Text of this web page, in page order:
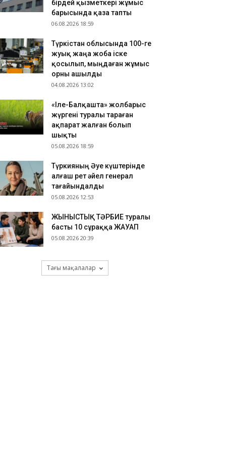
Нұралхан Көшеров тұрғынды жеке
мәселесін шешу жолын түсіндірді
ұлттық құрамасының бұрынғы
қайтыс болды
17:32
Отырар ауданына келуші туристер
бірдей қызметкері жұмыс
барысында қаза тапты
06.08.2026 18:59
Түркістан облысында 100-ге
жуық жаңа жоба іске
қосылып, мыңдаған жұмыс
орны ашылды
04.08.2026 13:02
«Іле-Балқашта» жолбарыс
жүргені туралы тараған
ақпарат жалған болып
шықты
05.08.2026 18:59
Түркияның Әуе күштерінде
алғаш рет әйел генерал
тағайындалды
05.08.2026 12:53
ЖЫНЫСТЫҚ ТӘРБИЕ туралы
басты 10 сұраққа ЖАУАП
05.08.2026 20:39
Тағы мақалалар